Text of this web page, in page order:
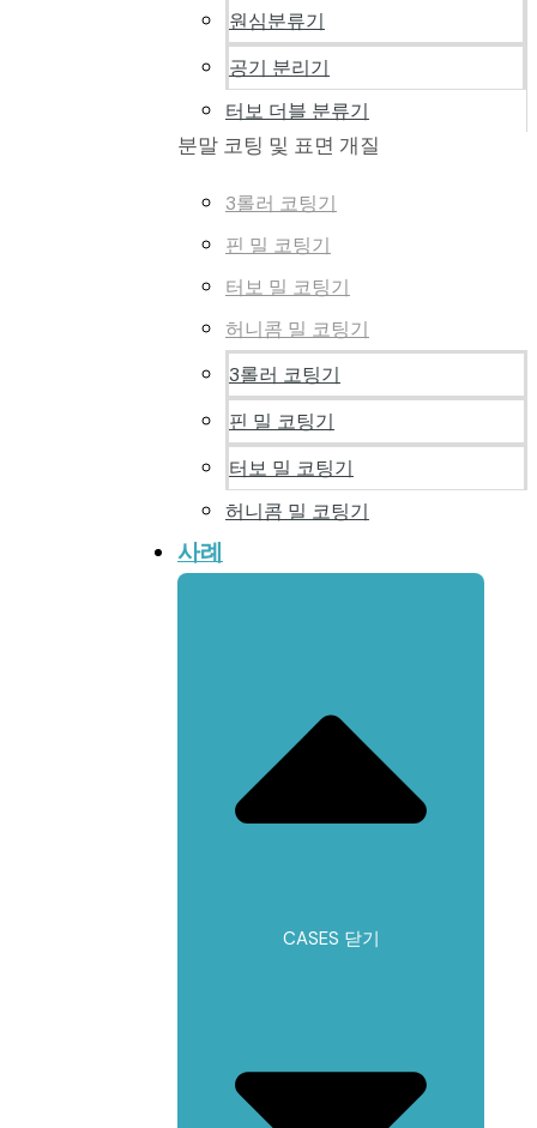
원심분류기
공기 분리기
터보 더블 분류기
분말 코팅 및 표면 개질
3롤러 코팅기
핀 밀 코팅기
터보 밀 코팅기
허니콤 밀 코팅기
3롤러 코팅기
핀 밀 코팅기
터보 밀 코팅기
허니콤 밀 코팅기
사례
CASES 닫기